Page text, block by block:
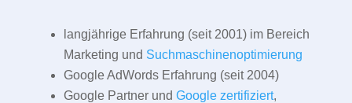
langjährige Erfahrung (seit 2001) im Bereich
Marketing und Suchmaschinenoptimierung
Google AdWords Erfahrung (seit 2004)
Google Partner und Google zertifiziert,